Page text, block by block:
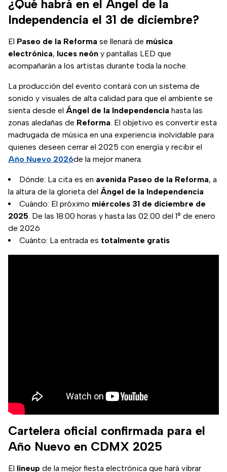
¿Qué habrá en el Ángel de la
Independencia el 31 de diciembre?
El Paseo de la Reforma se llenará de música
electrónica, luces neón y pantallas LED que
acompañarán a los artistas durante toda la noche.
La producción del evento contará con un sistema de
sonido y visuales de alta calidad para que el ambiente se
sienta desde el Ángel de la Independencia hasta las
zonas aledañas de Reforma. El objetivo es convertir esta
madrugada de música en una experiencia inolvidable para
quienes deseen cerrar el 2025 con energía y recibir el
Año Nuevo 2026de la mejor manera.
Dónde: La cita es en avenida Paseo de la Reforma, a
la altura de la glorieta del Ángel de la Independencia
Cuándo: El próximo miércoles 31 de diciembre de
2025. De las 18:00 horas y hasta las 02:00 del 1° de enero
de 2026
Cuánto: La entrada es totalmente gratis
Cartelera oficial confirmada para el
Año Nuevo en CDMX 2025
El lineup de la mejor fiesta electrónica que hará vibrar